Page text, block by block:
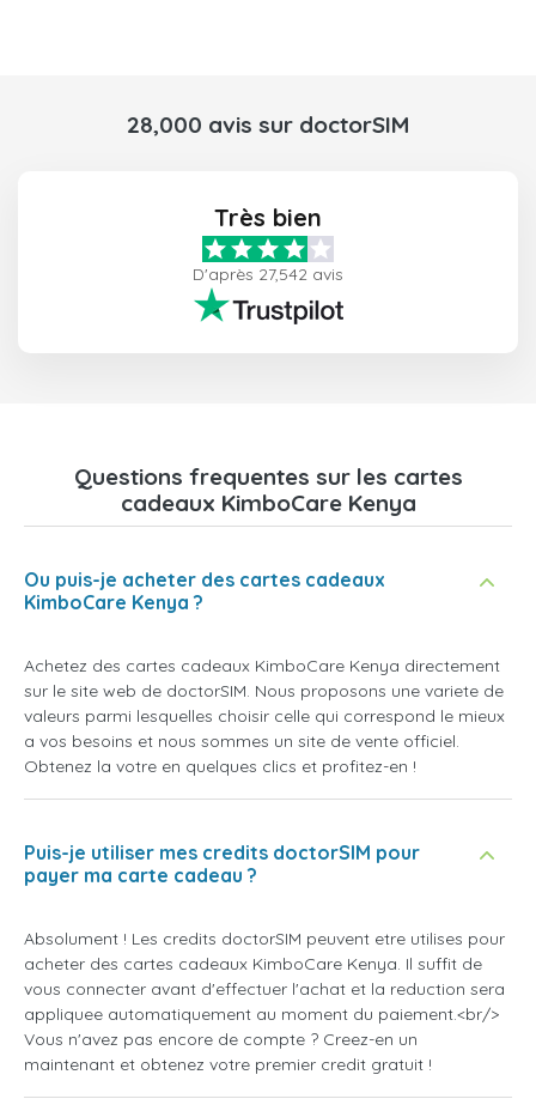
28,000 avis sur doctorSIM
Très bien
D'après 27,542 avis
Questions frequentes sur les cartes
cadeaux KimboCare Kenya
Ou puis-je acheter des cartes cadeaux
KimboCare Kenya ?
Achetez des cartes cadeaux KimboCare Kenya directement
sur le site web de doctorSIM. Nous proposons une variete de
valeurs parmi lesquelles choisir celle qui correspond le mieux
a vos besoins et nous sommes un site de vente officiel.
Obtenez la votre en quelques clics et profitez-en !
Puis-je utiliser mes credits doctorSIM pour
payer ma carte cadeau ?
Absolument ! Les credits doctorSIM peuvent etre utilises pour
acheter des cartes cadeaux KimboCare Kenya. Il suffit de
vous connecter avant d'effectuer l'achat et la reduction sera
appliquee automatiquement au moment du paiement.<br/>
Vous n'avez pas encore de compte ? Creez-en un
maintenant et obtenez votre premier credit gratuit !